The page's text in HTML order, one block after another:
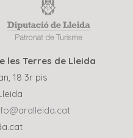
les Terres de Lleida
18 3r pis